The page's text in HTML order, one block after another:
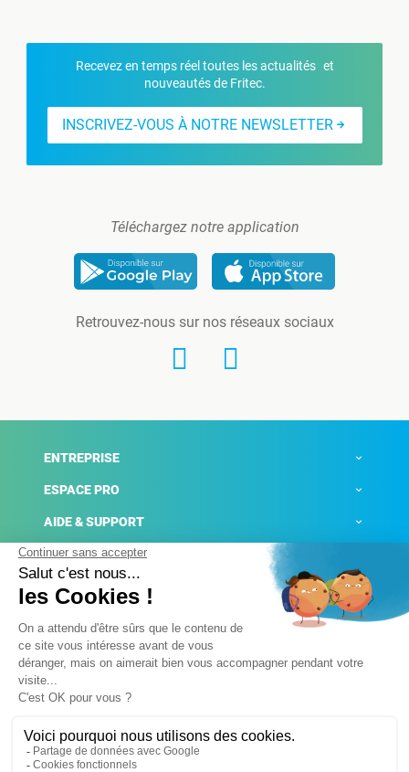
Recevez en temps réel toutes les actualités et
nouveautés de Fritec.
INSCRIVEZ-VOUS À NOTRE NEWSLETTER
Téléchargez notre application
Retrouvez-nous sur nos réseaux sociaux
ENTREPRISE
ESPACE PRO
AIDE & SUPPORT
ACTUALITÉS
Mentions légales
Conditions générales de ventes